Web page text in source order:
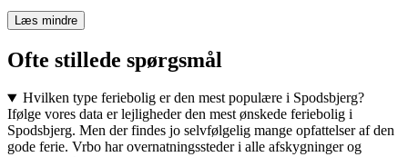
Læs mindre
Ofte stillede spørgsmål
Hvilken type feriebolig er den mest populære i Spodsbjerg?
Ifølge vores data er lejligheder den mest ønskede feriebolig i
Spodsbjerg. Men der findes jo selvfølgelig mange opfattelser af den
gode ferie. Vrbo har overnatningssteder i alle afskygninger og